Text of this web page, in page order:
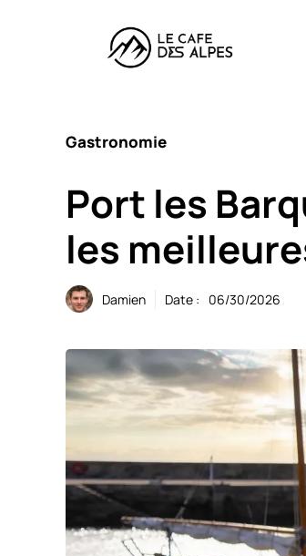
Gastronomie
Port les
les
Damien Date : 06/30/2026